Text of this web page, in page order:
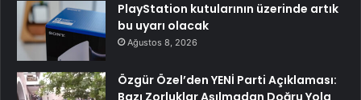
PlayStation kutularının üzerinde artık
bu uyarı olacak
Ağustos 8, 2026
Özgür Özel’den YENİ Parti Açıklaması: